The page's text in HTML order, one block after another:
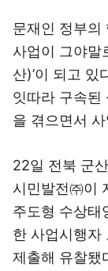
문재인 정부의
사업이 그야말
산)’이 되고 있
잇따라 구속된
을 겪으면서
22일 전북 군
시민발전㈜이
주도형 수상태
한 사업시행자
제출해 유찰됐